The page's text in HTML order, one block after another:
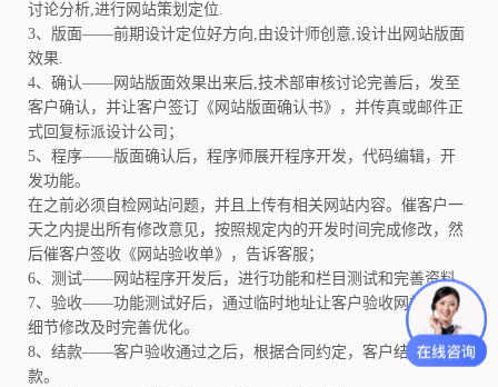
讨论分析,进行网站策划定位.
3、版面——前期设计定位好方向,由设计师创意,设计出网站版面
效果.
4、确认——网站版面效果出来后,技术部审核讨论完善后，发至
客户确认，并让客户签订《网站版面确认书》，并传真或邮件正
式回复标派设计公司；
5、程序——版面确认后，程序师展开程序开发，代码编辑，开
发功能。
在之前必须自检网站问题，并且上传有相关网站内容。催客户一
天之内提出所有修改意见，按照规定内的开发时间完成修改，然
后催客户签收《网站验收单》，告诉客服；
6、测试——网站程序开发后，进行功能和栏目测试和完善资料.
7、验收——功能测试好后，通过临时地址让客户验收网站，有
细节修改及时完善优化。
8、结款——客户验收通过之后，根据合同约定，客户结网站余
款。